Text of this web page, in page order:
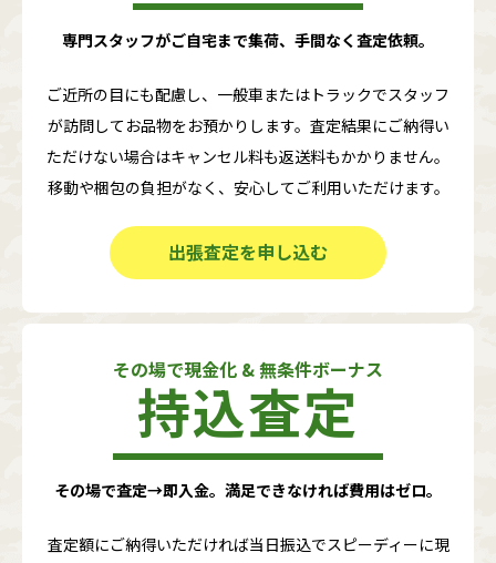
専門スタッフがご自宅まで集荷、手間なく査定依頼。
ご近所の目にも配慮し、一般車またはトラックでスタッフ
が訪問してお品物をお預かりします。査定結果にご納得い
ただけない場合はキャンセル料も返送料もかかりません。
移動や梱包の負担がなく、安心してご利用いただけます。
出張査定を申し込む
その場で現金化 & 無条件ボーナス
持込査定
その場で査定→即入金。満足できなければ費用はゼロ。
査定額にご納得いただければ当日振込でスピーディーに現